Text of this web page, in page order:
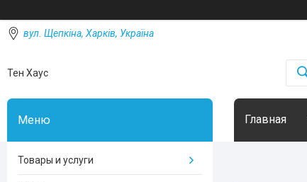
вул. Щепкіна, Харків, Україна
Тен Хаус
Главная
Товары и услуги